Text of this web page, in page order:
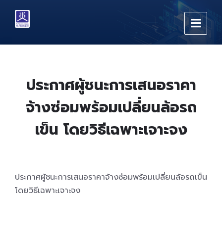
content
main
footer
ประกาศผู้ชนะการเสนอราคา
จ้างซ่อมพร้อมเปลี่ยนล้อรถ
เข็น โดยวิธีเฉพาะเจาะจง
ประกาศผู้ชนะการเสนอราคาจ้างซ่อมพร้อมเปลี่ยนล้อรถเข็น
โดยวิธีเฉพาะเจาะจง